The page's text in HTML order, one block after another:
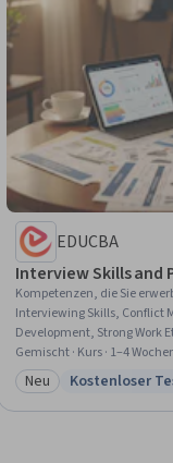
EDUCBA
Interview Skills and
Kompetenzen, die Sie
Interviewing Skills, Conflict
Development, Strong Work
Standards And Conduct,
Development, Verbal
Interpersonal
Tactfulness, Composure,
Gemischt · Kurs · 1–4
Kategorie: Neu
Neu Status:
Kostenloser